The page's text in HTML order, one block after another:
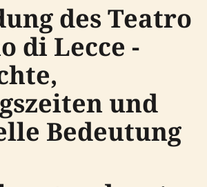
des Teatro
di Lecce -
und
Bedeutung